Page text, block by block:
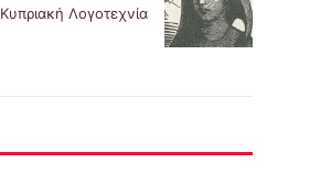
Κυπριακή Λογοτεχνία